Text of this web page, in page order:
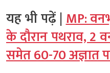
यह भी पढ़ें |MP:
के दौरान पथराव, 2
समेत 60-70 अज्ञात